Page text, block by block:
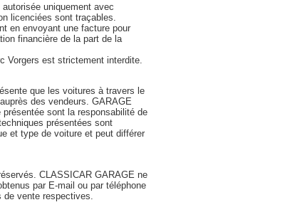
uniquement avec
licenciées sont traçables.
en envoyant une facture pour
financière de la part de la
Vorgers est strictement interdite.
que les voitures à travers le
des vendeurs. GARAGE
sont la responsabilité de
présentées sont
et type de voiture et peut différer
CLASSICAR GARAGE ne
par E-mail ou par téléphone
vente respectives.